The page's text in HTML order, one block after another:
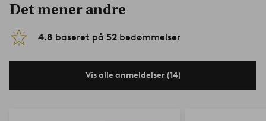
Det mener andre
4.8 baseret på 52 bedømmelser
Vis alle anmeldelser (14)